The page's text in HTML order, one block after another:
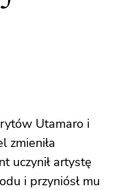
Utamaro i
zmieniła
uczynił artystę
i przyniósł mu